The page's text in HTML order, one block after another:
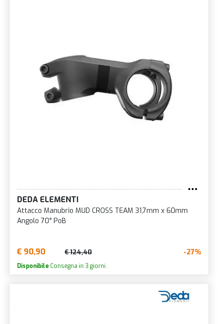
DEDA ELEMENTI
Attacco Manubrio MUD CROSS TEAM 31,7mm x 60mm
Angolo 70° PoB
€ 90,90 € 124,40 -27%
Disponibile Consegna in 3 giorni.